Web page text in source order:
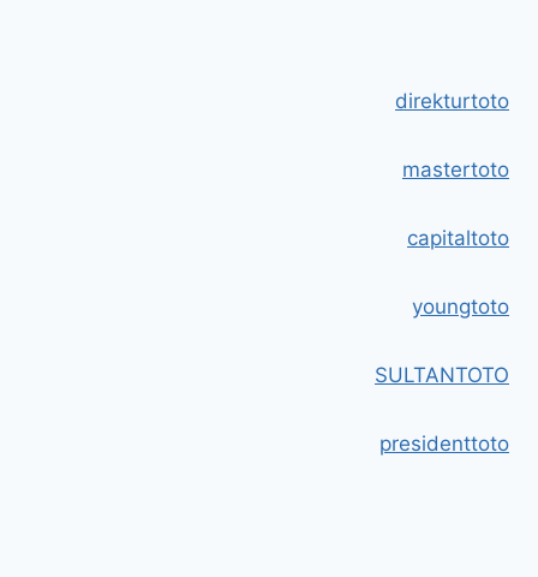
direkturtoto
mastertoto
capitaltoto
youngtoto
SULTANTOTO
presidenttoto